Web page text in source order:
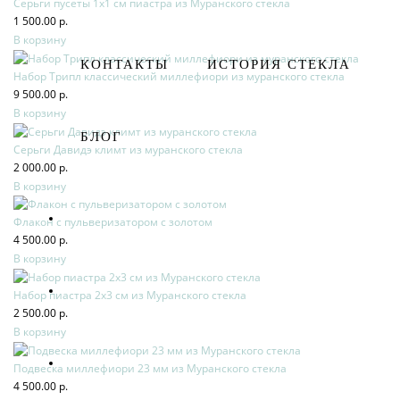
КОНТАКТЫ ИСТОРИЯ СТЕКЛА
БЛОГ
Серьги пусеты 1х1 см пиастра из Муранского стекла
1 500.00 р.
В корзину
Набор Трипл классический миллефиори из муранского стекла
9 500.00 р.
В корзину
Серьги Давидэ климт из муранского стекла
2 000.00 р.
В корзину
Флакон с пульверизатором с золотом
4 500.00 р.
В корзину
Набор пиастра 2х3 см из Муранского стекла
2 500.00 р.
В корзину
Подвеска миллефиори 23 мм из Муранского стекла
4 500.00 р.